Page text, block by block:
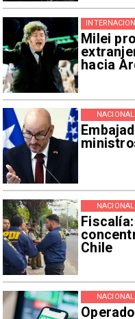
Milei
hacia
NACIONAL
Chile
NACIONAL
NACIONAL